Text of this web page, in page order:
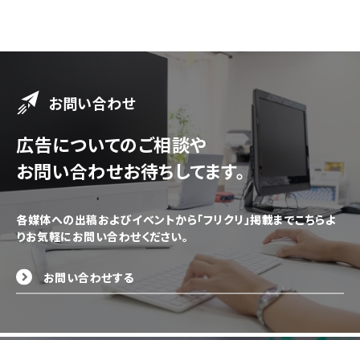
お問い合わせ
広告についてのご相談や
お問い合わせお待ちしてます。
各媒体への出稿およびイベントから「フリクリ」掲載までこちらよ
りお気軽にお問い合わせください。
お問い合わせする